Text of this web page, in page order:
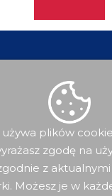
Dla
plików
zgodę na
z
Możesz je w